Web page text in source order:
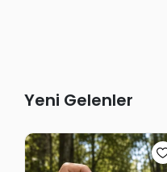
Yeni Gelenler